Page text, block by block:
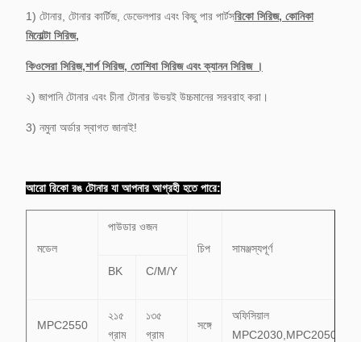
1) টোনার, টোনার কার্টিজ, ডেভেলপার এবং কিছু পার পার্টসরিকো সিরিজ, কোনিকা
মিনোল্টা সিরিজ,
কিওসেরা সিরিজ,শার্প সিরিজ, তোশিবা সিরিজ এবং ক্যানন সিরিজ ।
২) জাপানি টোনার এবং চীনা টোনার উভয়ই উচ্চমানের সরবরাহ করা।
3) নমুনা অর্ডার স্বাগত জানাই!
আরো রিকো রঙ টোনার যা আপনার আগ্রহী হতে পারে:
মডেল
পাউডার ওজন
চিপ
সামঞ্জস্যপূর্ণ
BK
C/M/Y
MPC2550
২১৫
গ্রাম
১৩৫
গ্রাম
সঙ্গে
অফিসিয়াল